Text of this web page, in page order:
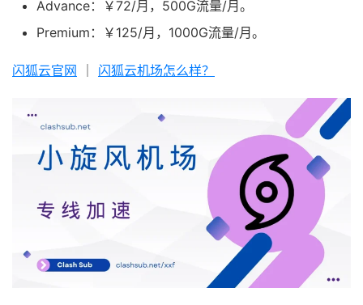
Advance：￥72/月，500G流量/月。
Premium：￥125/月，1000G流量/月。
闪狐云官网 闪狐云机场怎么样？